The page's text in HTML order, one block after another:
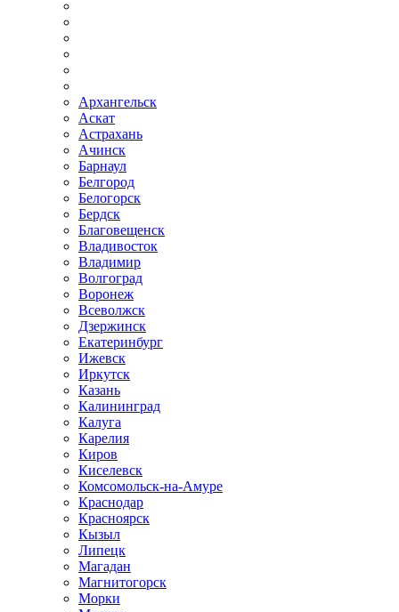
Архангельск
Аскат
Астрахань
Ачинск
Барнаул
Белгород
Белогорск
Бердск
Благовещенск
Владивосток
Владимир
Волгоград
Воронеж
Всеволжск
Дзержинск
Екатеринбург
Ижевск
Иркутск
Казань
Калининград
Калуга
Карелия
Киров
Киселевск
Комсомольск-на-Амуре
Краснодар
Красноярск
Кызыл
Липецк
Магадан
Магнитогорск
Морки